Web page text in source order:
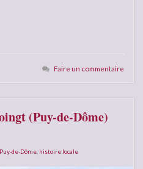
Faire un commentaire
(Puy-de-Dôme)
de-Dôme, histoire locale